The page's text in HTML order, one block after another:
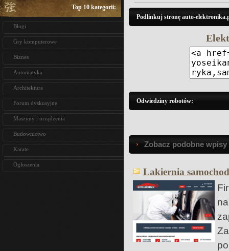
Top 10 kategorii:
Blogi
Gry komputerowe
Biznes
Automatyka
Architektura
Forum dyskusyjne
Maszyny i urządzenia
Budownictwo
Karate
Ogłoszenia
Podlinkuj stronę auto-
Odwiedziny robotów:
Zobacz podobne
Lakiernia